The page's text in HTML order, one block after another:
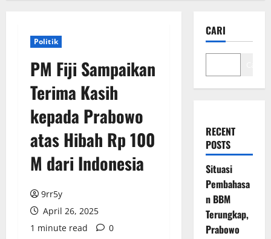
Politik
PM Fiji Sampaikan
Terima Kasih
kepada Prabowo
atas Hibah Rp 100
M dari Indonesia
9rr5y
April 26, 2025
1 minute read
0
CARI
RECENT
POSTS
Situasi
Pembahasa
n BBM
Terungkap,
Prabowo